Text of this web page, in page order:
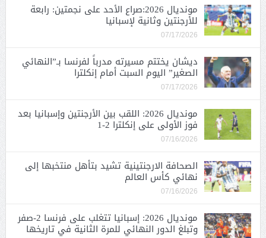
مونديال 2026:صراع الأحد على نجمتين: رابعة
للأرجنتين وثانية لإسبانيا
07/17/2026
ديشان يختتم مسيرته مدرباً لفرنسا بـ”النهائي
الصغير” اليوم السبت أمام إنكلترا
07/17/2026
مونديال 2026: اللقب بين الأرجنتين وإسبانيا بعد
فوز الأولى على إنكلترا 2-1
07/16/2026
الصحافة الارجنتينية تشيد بتأهل منتخبها إلى
نهائي كأس العالم
07/16/2026
مونديال 2026: إسبانيا تتغلب على فرنسا 2-صفر
وتبلغ الدور النهائي للمرة الثانية في تاريخها